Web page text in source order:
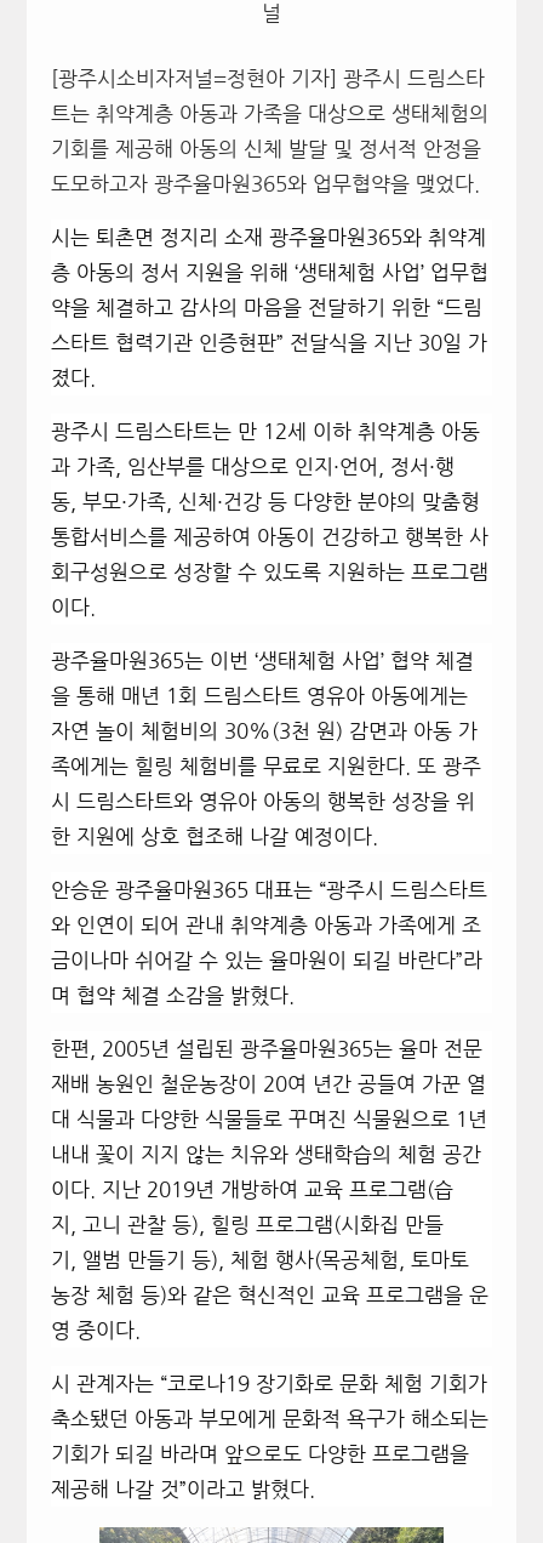
널
[광주시소비자저널=정현아 기자] 광주시 드림스타
트는 취약계층 아동과 가족을 대상으로 생태체험의
기회를 제공해 아동의 신체 발달 및 정서적 안정을
도모하고자 광주율마원365와 업무협약을 맺었다.
시는 퇴촌면 정지리 소재 광주율마원365와 취약계
층 아동의 정서 지원을 위해 ‘생태체험 사업’ 업무협
약을 체결하고 감사의 마음을 전달하기 위한 “드림
스타트 협력기관 인증현판” 전달식을 지난 30일 가
졌다.
광주시 드림스타트는 만 12세 이하 취약계층 아동
과 가족, 임산부를 대상으로 인지·언어, 정서·행
동, 부모·가족, 신체·건강 등 다양한 분야의 맞춤형
통합서비스를 제공하여 아동이 건강하고 행복한 사
회구성원으로 성장할 수 있도록 지원하는 프로그램
이다.
광주율마원365는 이번 ‘생태체험 사업’ 협약 체결
을 통해 매년 1회 드림스타트 영유아 아동에게는
자연 놀이 체험비의 30%(3천 원) 감면과 아동 가
족에게는 힐링 체험비를 무료로 지원한다. 또 광주
시 드림스타트와 영유아 아동의 행복한 성장을 위
한 지원에 상호 협조해 나갈 예정이다.
안승운 광주율마원365 대표는 “광주시 드림스타트
와 인연이 되어 관내 취약계층 아동과 가족에게 조
금이나마 쉬어갈 수 있는 율마원이 되길 바란다”라
며 협약 체결 소감을 밝혔다.
한편, 2005년 설립된 광주율마원365는 율마 전문
재배 농원인 철운농장이 20여 년간 공들여 가꾼 열
대 식물과 다양한 식물들로 꾸며진 식물원으로 1년
내내 꽃이 지지 않는 치유와 생태학습의 체험 공간
이다. 지난 2019년 개방하여 교육 프로그램(습
지, 고니 관찰 등), 힐링 프로그램(시화집 만들
기, 앨범 만들기 등), 체험 행사(목공체험, 토마토
농장 체험 등)와 같은 혁신적인 교육 프로그램을 운
영 중이다.
시 관계자는 “코로나19 장기화로 문화 체험 기회가
축소됐던 아동과 부모에게 문화적 욕구가 해소되는
기회가 되길 바라며 앞으로도 다양한 프로그램을
제공해 나갈 것”이라고 밝혔다.